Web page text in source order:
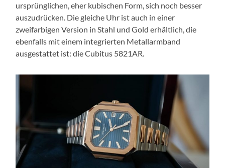
ursprünglichen, eher kubischen Form, sich noch besser
auszudrücken. Die gleiche Uhr ist auch in einer
zweifarbigen Version in Stahl und Gold erhältlich, die
ebenfalls mit einem integrierten Metallarmband
ausgestattet ist: die Cubitus 5821AR.